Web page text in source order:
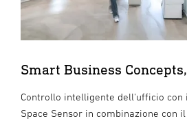
Smart Business
Controllo intelligente dell'ufficio con
Space Sensor in combinazione con